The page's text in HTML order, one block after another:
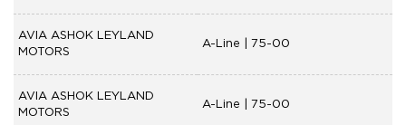
AVIA ASHOK LEYLAND
MOTORS
A-Line | 75-00
AVIA ASHOK LEYLAND
MOTORS
A-Line | 75-00